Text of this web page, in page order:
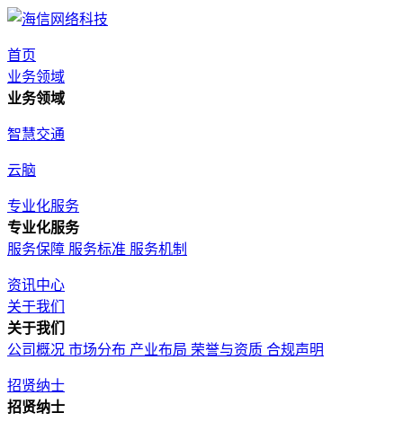
首页
业务领域
业务领域
智慧交通
云脑
专业化服务
专业化服务
服务保障 服务标准 服务机制
资讯中心
关于我们
关于我们
公司概况 市场分布 产业布局 荣誉与资质 合规声明
招贤纳士
招贤纳士